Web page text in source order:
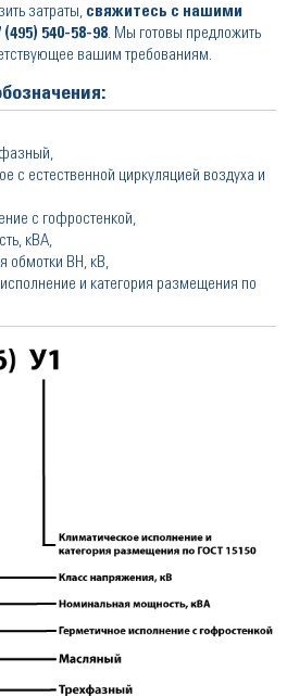
затраты, свяжитесь с нашими
540-58-98. Мы готовы предложить
вашим требованиям.
с естественной циркуляцией воздуха и
с гофростенкой,
кВА,
обмотки ВН, кВ,
и категория размещения по